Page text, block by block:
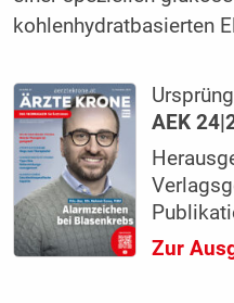
kohlenhydratbasierten
AEK
Zur